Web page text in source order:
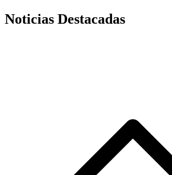
Noticias Destacadas